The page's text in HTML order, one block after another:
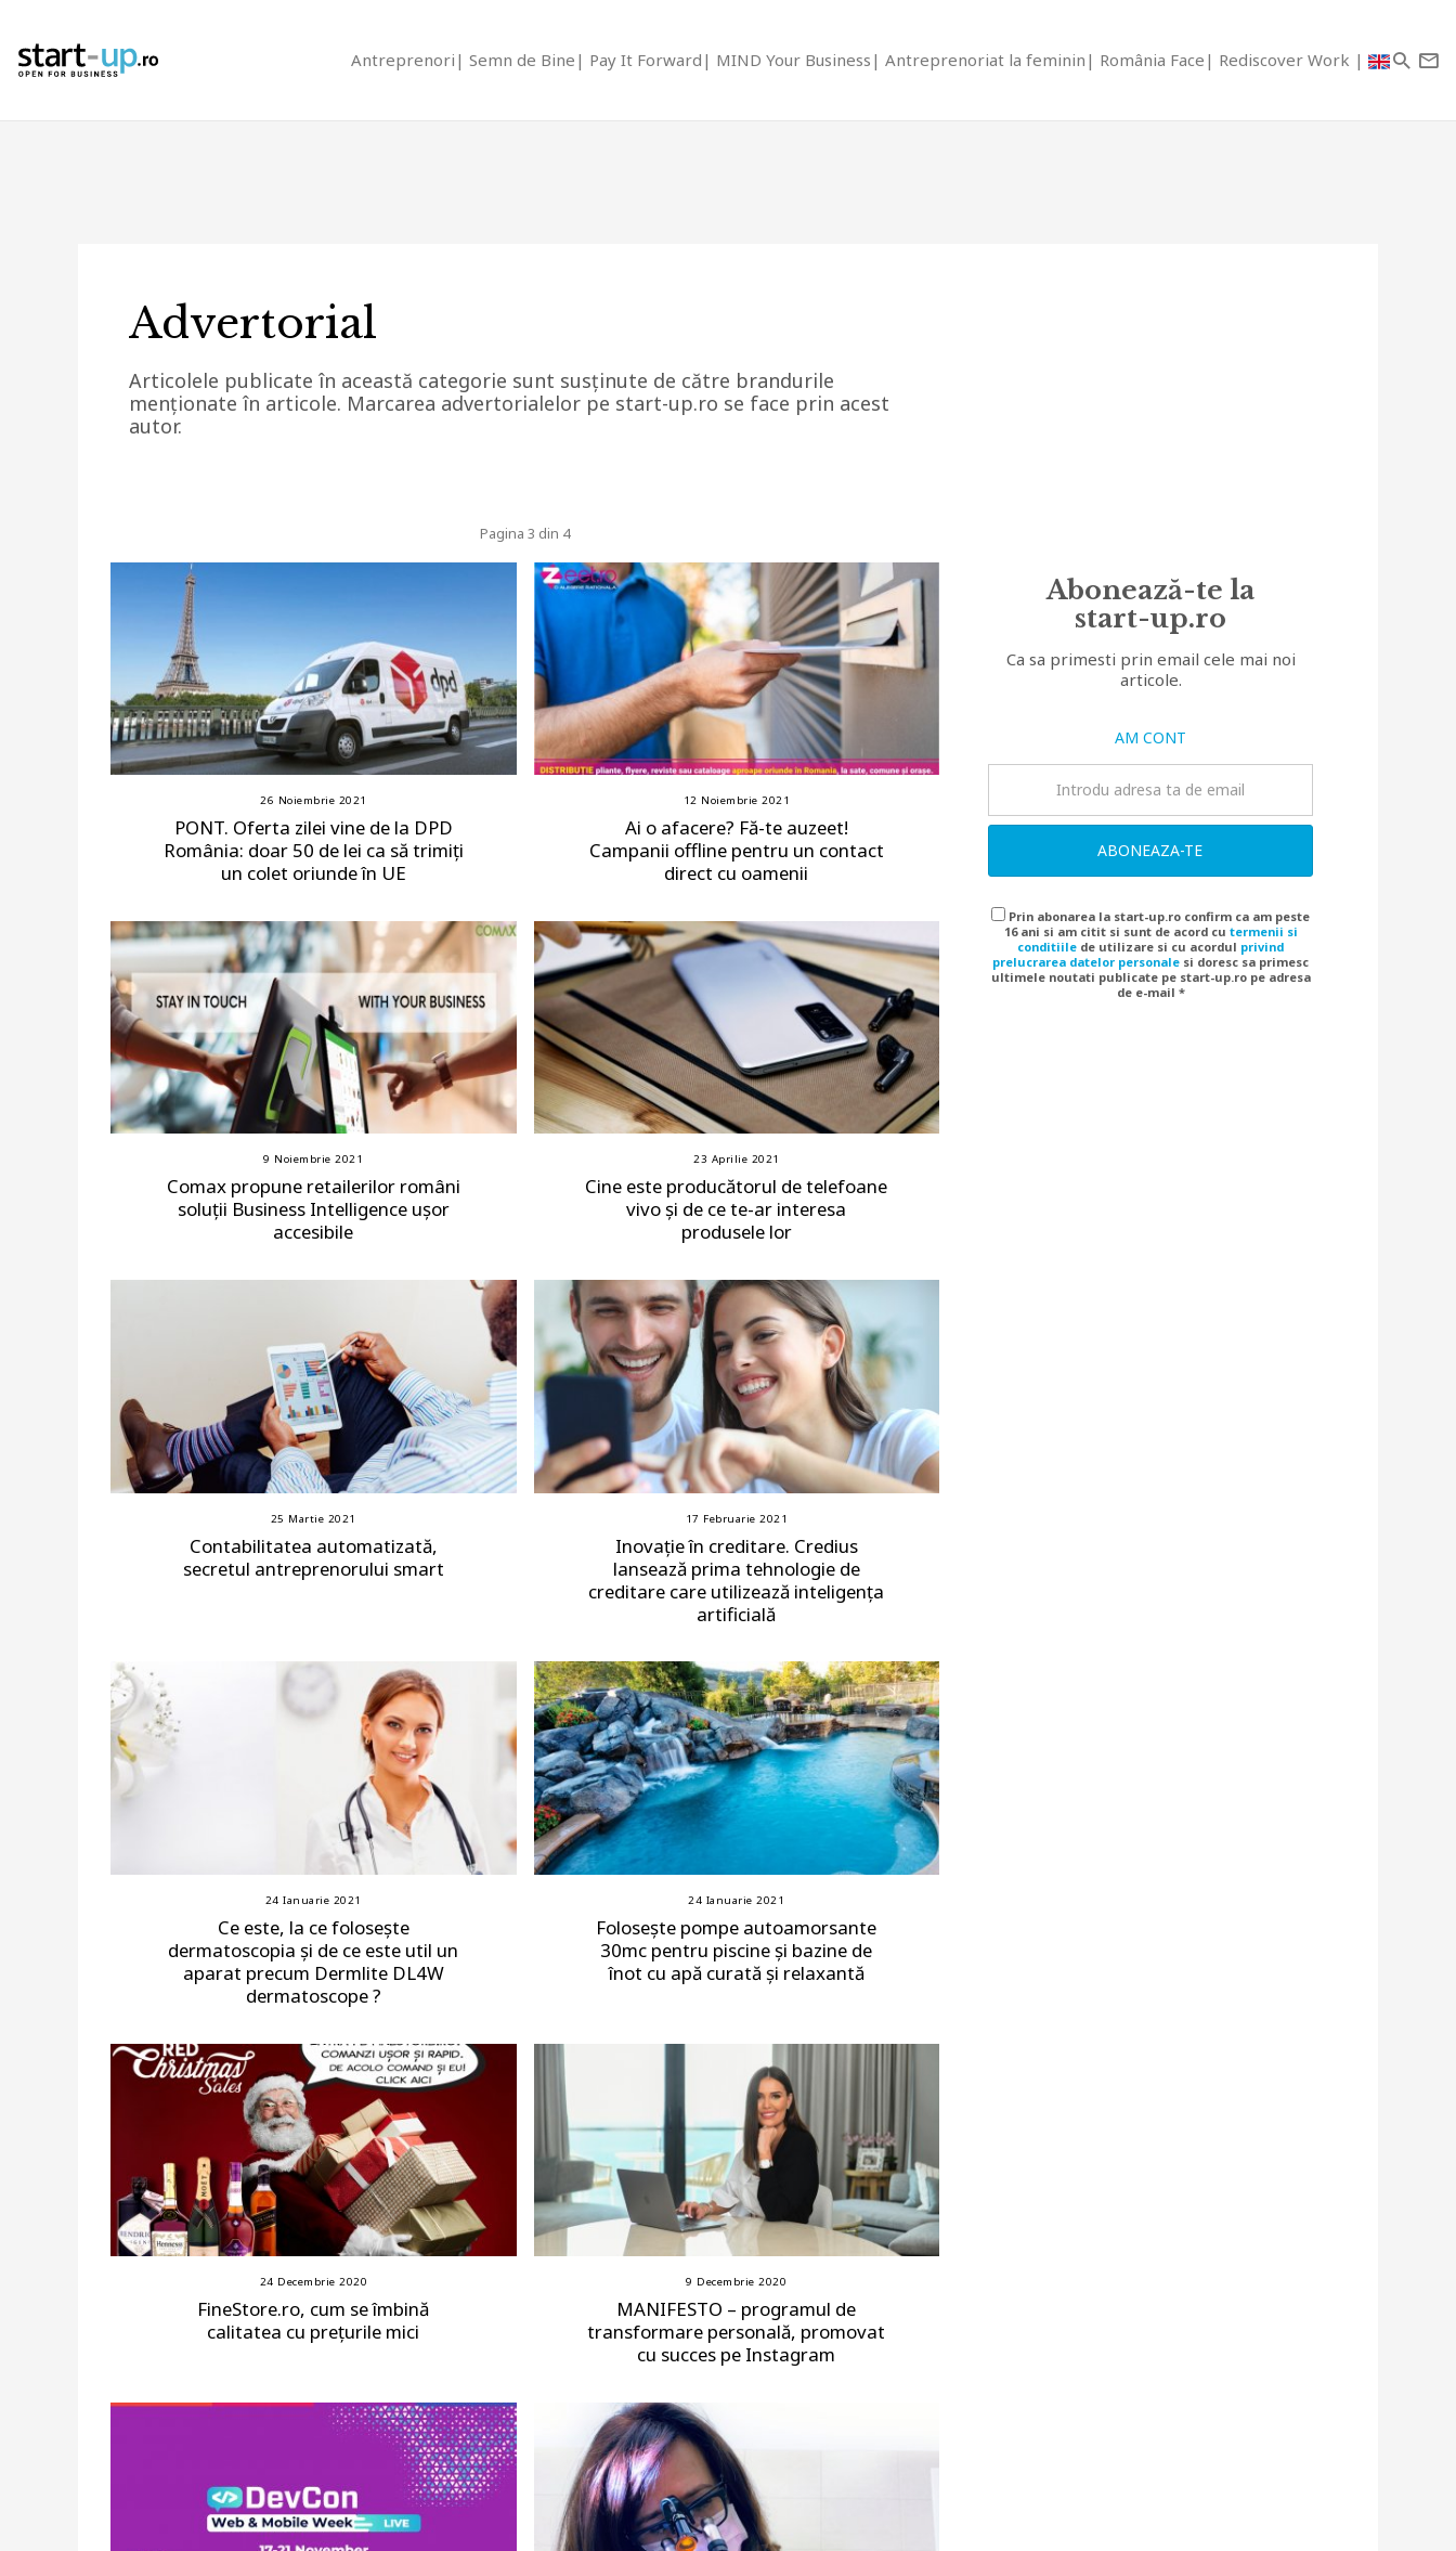
Antreprenori Semn de Bine Pay It Forward MIND Your Business Antreprenoriat la feminin România Face Rediscover Work
Advertorial
Articolele publicate în această categorie sunt susținute de către brandurile
menționate în articole. Marcarea advertorialelor pe start-up.ro se face prin acest
autor.
Abonează-te la
start-up.ro
Ca sa primesti prin email cele mai noi
articole.
AM CONT
ABONEAZA-TE
Prin abonarea la start-up.ro confirm ca am peste
16 ani si am citit si sunt de acord cu termenii si
conditiile de utilizare si cu acordul privind
prelucrarea datelor personale si doresc sa primesc
ultimele noutati publicate pe start-up.ro pe adresa
de e-mail *
Pagina 3 din 4
26 Noiembrie 2021
PONT. Oferta zilei vine de la DPD
România: doar 50 de lei ca să trimiți
un colet oriunde în UE
12 Noiembrie 2021
Ai o afacere? Fă-te auzeet!
Campanii offline pentru un contact
direct cu oamenii
9 Noiembrie 2021
Comax propune retailerilor români
soluții Business Intelligence ușor
accesibile
23 Aprilie 2021
Cine este producătorul de telefoane
vivo și de ce te-ar interesa
produsele lor
25 Martie 2021
Contabilitatea automatizată,
secretul antreprenorului smart
17 Februarie 2021
Inovație în creditare. Credius
lansează prima tehnologie de
creditare care utilizează inteligența
artificială
24 Ianuarie 2021
Ce este, la ce folosește
dermatoscopia și de ce este util un
aparat precum Dermlite DL4W
dermatoscope ?
24 Ianuarie 2021
Folosește pompe autoamorsante
30mc pentru piscine și bazine de
înot cu apă curată și relaxantă
24 Decembrie 2020
FineStore.ro, cum se îmbină
calitatea cu prețurile mici
9 Decembrie 2020
MANIFESTO – programul de
transformare personală, promovat
cu succes pe Instagram